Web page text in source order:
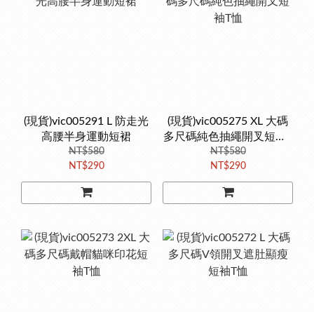
(現貨)vic005291 L 防走光
高腰半身運動短裙
NT$580
NT$290
(現貨)vic005275 XL 大碼
多尺碼純色抽繩開叉短袖T
恤
NT$580
NT$290